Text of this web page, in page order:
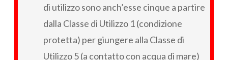
di utilizzo sono anch’esse cinque a partire
dalla Classe di Utilizzo 1 (condizione
protetta) per giungere alla Classe di
Utilizzo 5 (a contatto con acqua di mare)